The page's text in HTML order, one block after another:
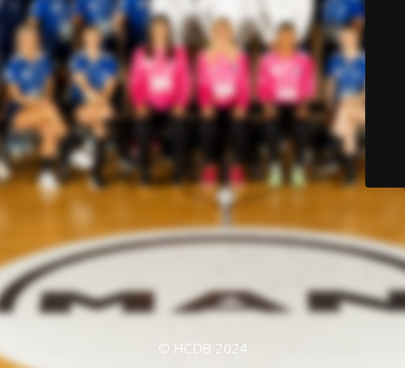
© HCDB 2024